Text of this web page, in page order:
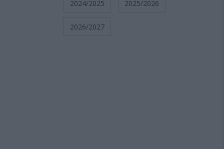
2024/2025 2025/2026
2026/2027